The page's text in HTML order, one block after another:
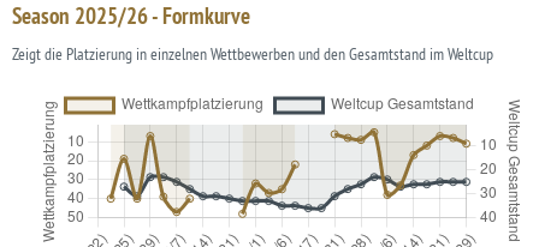
Season 2025/26 - Formkurve
Zeigt die Platzierung in einzelnen Wettbewerben und den Gesamtstand im Weltcup